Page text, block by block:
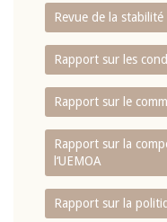
Revue de la stabilité
Rapport sur les
Rapport sur le
Rapport sur la
l‘UEMOA
Rapport sur la